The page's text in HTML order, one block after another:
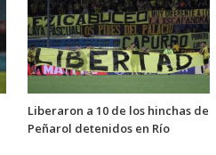
Liberaron a 10 de los hinchas de
Peñarol detenidos en Río